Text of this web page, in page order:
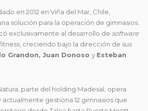
en 2012 en Viña del Mar, Chile,
solución para la operación de gimnasios.
exclusivamente al desarrollo de software
creciendo bajo la dirección de sus
Grandon, Juan Donoso y Esteban
parte del holding Madesal, opera
gestiona 12 gimnasios que